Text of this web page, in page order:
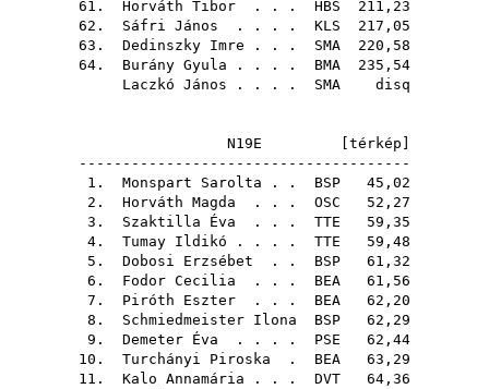
61. Horváth Tibor . . . HBS 211,23
62. Sáfri János . . . . KLS 217,05
63. Dedinszky Imre . . . SMA 220,58
64. Burány Gyula . . . . BMA 235,54
Laczkó János . . . . SMA disq
N19E [ térkép
--------------------------------------
1. Monspart Sarolta . . BSP 45,02
2. Horváth Magda . . . OSC 52,27
3. Szaktilla Éva . . . TTE 59,35
4. Tumay Ildikó . . . . TTE 59,48
5. Dobosi Erzsébet . . BSP 61,32
6. Fodor Cecilia . . . BEA 61,56
7. Piróth Eszter . . . BEA 62,20
8. Schmiedmeister Ilona BSP 62,29
9. Demeter Éva . . . . PSE 62,44
10. Turchányi Piroska . BEA 63,29
11. Kalo Annamária . . . DVT 64,36